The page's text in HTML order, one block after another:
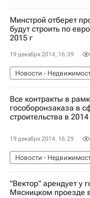
Минстрой отберет
будут строить по
2015 г
19 декабря 2014, 16:39
Новости -
Россия
Все контракты в
гособоронзаказа в
строительства в
19 декабря 2014, 16:29
Новости -
Россия
"Вектор" арендует у
Мясницком проезде